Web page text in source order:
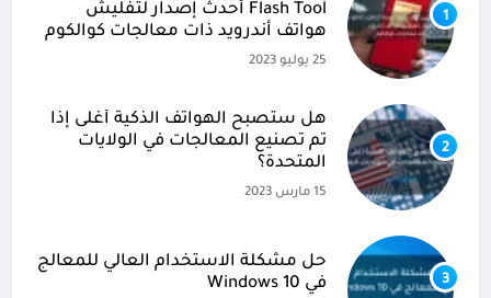
1
Flash Tool أحدث إصدار لتفليش
هواتف أندرويد ذات معالجات كوالكوم
25 يوليو 2023
2
هل ستصبح الهواتف الذكية أغلى إذا
تم تصنيع المعالجات في الولايات
المتحدة؟
15 مارس 2023
3
حل مشكلة الاستخدام العالي للمعالج
في Windows 10